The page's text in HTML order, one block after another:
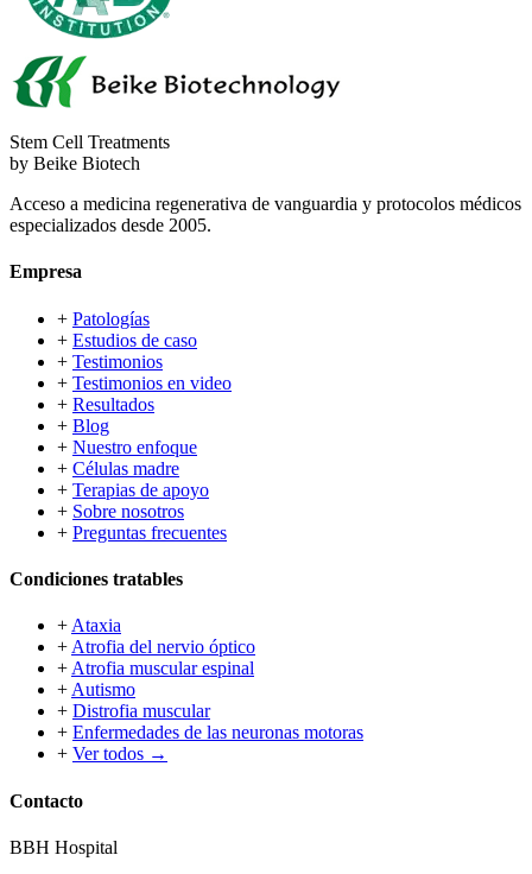
Stem Cell Treatments
by Beike Biotech
Acceso a medicina regenerativa de vanguardia y protocolos médicos
especializados desde 2005.
Empresa
+ Patologías
+ Estudios de caso
+ Testimonios
+ Testimonios en video
+ Resultados
+ Blog
+ Nuestro enfoque
+ Células madre
+ Terapias de apoyo
+ Sobre nosotros
+ Preguntas frecuentes
Condiciones tratables
+ Ataxia
+ Atrofia del nervio óptico
+ Atrofia muscular espinal
+ Autismo
+ Distrofia muscular
+ Enfermedades de las neuronas motoras
+ Ver todos →
Contacto
BBH Hospital